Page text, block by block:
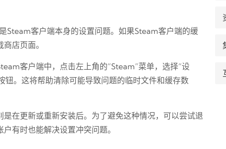
Steam客户端本身的设置问题。如果Steam客户端的缓
店页面。
客户端中，点击左上角的“Steam”菜单，选择“设
钮。这将帮助清除可能导致问题的临时文件和缓存数
在更新或重新安装后。为了避免这种情况，可以尝试退
有时也能解决设置冲突问题。